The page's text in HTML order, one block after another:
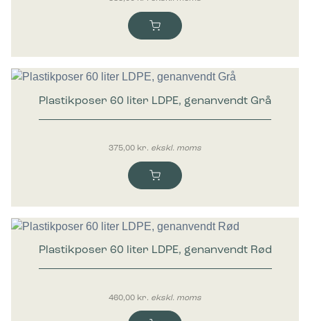
Plastikposer 60 liter LDPE, genanvendt Grå
375,00 kr. ekskl. moms
Plastikposer 60 liter LDPE, genanvendt Rød
460,00 kr. ekskl. moms